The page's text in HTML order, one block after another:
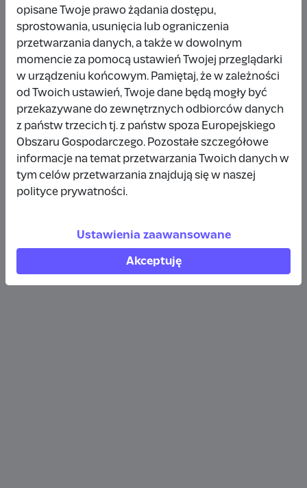
14 zł 6 miesięcy temu
Bary Goldfinch
14 zł
Karolina Filarczyk
50 zł 7 miesięcy temu
Kacper P
Zobacz więcej
opisane Twoje prawo żądania dostępu,
sprostowania, usunięcia lub ograniczenia
przetwarzania danych, a także w dowolnym
momencie za pomocą ustawień Twojej przeglądarki
w urządzeniu końcowym. Pamiętaj, że w zależności
od Twoich ustawień, Twoje dane będą mogły być
przekazywane do zewnętrznych odbiorców danych
z państw trzecich tj. z państw spoza Europejskiego
Obszaru Gospodarczego. Pozostałe szczegółowe
informacje na temat przetwarzania Twoich danych w
tym celów przetwarzania znajdują się w naszej
polityce prywatności.
Ustawienia zaawansowane
Akceptuję